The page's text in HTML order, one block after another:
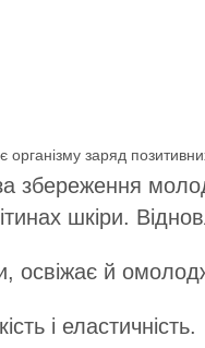
заряд
збереження
шкіри.
освіжає й
і еластичність.